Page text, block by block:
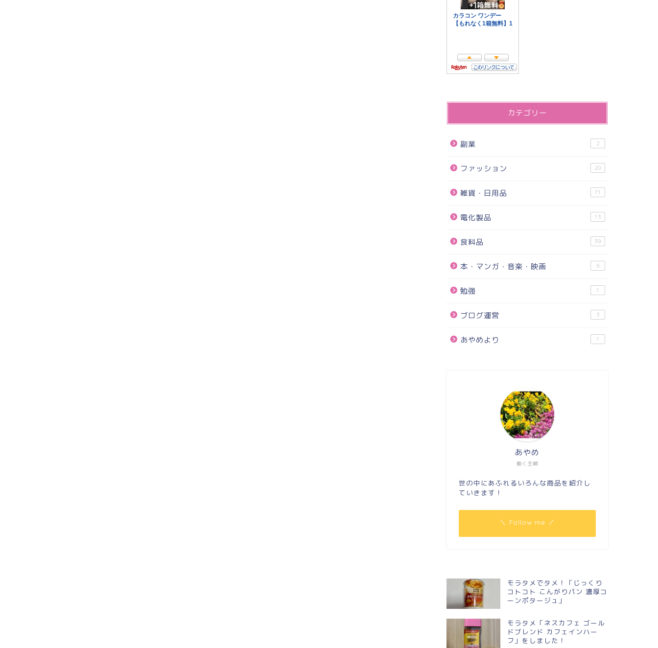
カテゴリー
副業 2
ファッション 20
雑貨・日用品 71
電化製品 13
食料品 39
本・マンガ・音楽・映画 9
勉強 1
ブログ運営 3
あやめより 1
働く主婦
あやめ
世の中にあふれるいろんな商品を紹介し
ていきます！
＼ Follow me ／
モラタメでタメ！「じっくり
コトコト こんがりパン 濃厚コ
ーンポタージュ」
モラタメ「ネスカフェ ゴール
ドブレンド カフェインハー
フ」をしました！